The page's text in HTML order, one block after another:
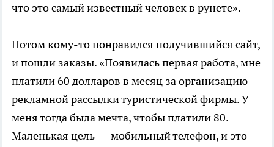
что это самый известный человек в рунете».
Потом кому-то понравился получившийся сайт,
и пошли заказы. «Появилась первая работа, мне
платили 60 долларов в месяц за организацию
рекламной рассылки туристической фирмы. У
меня тогда была мечта, чтобы платили 80.
Маленькая цель — мобильный телефон, и это